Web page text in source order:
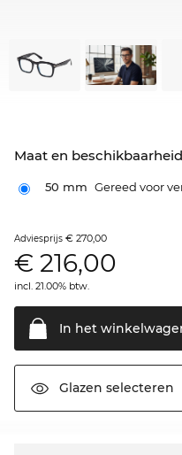
Maat en beschikbaarheid
50 mm Gereed voor
Adviesprijs € 270,00
€ 216,00
incl. 21.00% btw.
In het
Glazen selecteren